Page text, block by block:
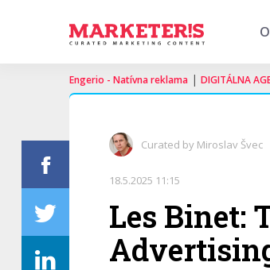
Engerio - Natívna reklama | DIGITÁLNA
Curated by Miroslav Švec
18.5.2025 11:15
Les Binet: